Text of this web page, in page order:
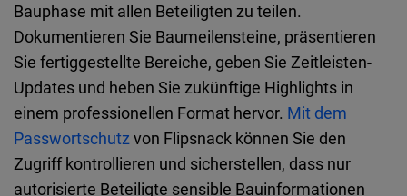
Bauphase mit allen Beteiligten zu teilen.
Dokumentieren Sie Baumeilensteine, präsentieren
Sie fertiggestellte Bereiche, geben Sie Zeitleisten-
Updates und heben Sie zukünftige Highlights in
einem professionellen Format hervor. Mit dem
Passwortschutz von Flipsnack können Sie den
Zugriff kontrollieren und sicherstellen, dass nur
autorisierte Beteiligte sensible Bauinformationen